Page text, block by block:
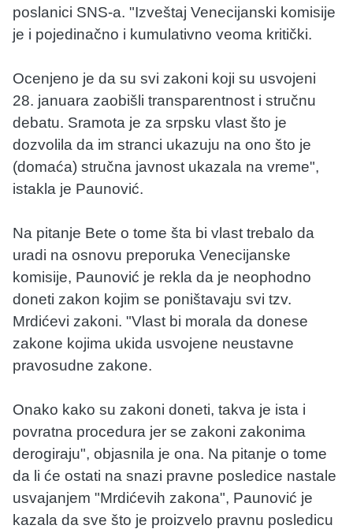
poslanici SNS-a. "Izveštaj Venecijanski komisije
je i pojedinačno i kumulativno veoma kritički.
Ocenjeno je da su svi zakoni koji su usvojeni
28. januara zaobišli transparentnost i stručnu
debatu. Sramota je za srpsku vlast što je
dozvolila da im stranci ukazuju na ono što je
(domaća) stručna javnost ukazala na vreme",
istakla je Paunović.
Na pitanje Bete o tome šta bi vlast trebalo da
uradi na osnovu preporuka Venecijanske
komisije, Paunović je rekla da je neophodno
doneti zakon kojim se poništavaju svi tzv.
Mrdićevi zakoni. "Vlast bi morala da donese
zakone kojima ukida usvojene neustavne
pravosudne zakone.
Onako kako su zakoni doneti, takva je ista i
povratna procedura jer se zakoni zakonima
derogiraju", objasnila je ona. Na pitanje o tome
da li će ostati na snazi pravne posledice nastale
usvajanjem "Mrdićevih zakona", Paunović je
kazala da sve što je proizvelo pravnu posledicu